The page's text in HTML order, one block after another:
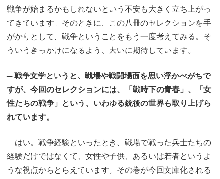
戦争が始まるかもしれないという不安も大きく立ち上がっ
てきています。そのときに、この八冊のセレクションを手
がかりとして、戦争ということをもう一度考えてみる。そ
ういうきっかけになるよう、大いに期待しています。
─ 戦争文学というと、戦場や戦闘場面を思い浮かべがちで
すが、今回のセレクションには、「戦時下の青春」、「女
性たちの戦争」という、いわゆる銃後の世界も取り上げら
れています。
はい。戦争経験といったとき、戦場で戦った兵士たちの
経験だけではなくて、女性や子供、あるいは若者というよ
うな視点からとらえています。その巻が今回文庫化される